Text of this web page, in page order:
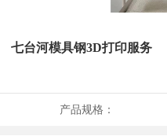
七台河模具钢3D打印服务
产品规格：